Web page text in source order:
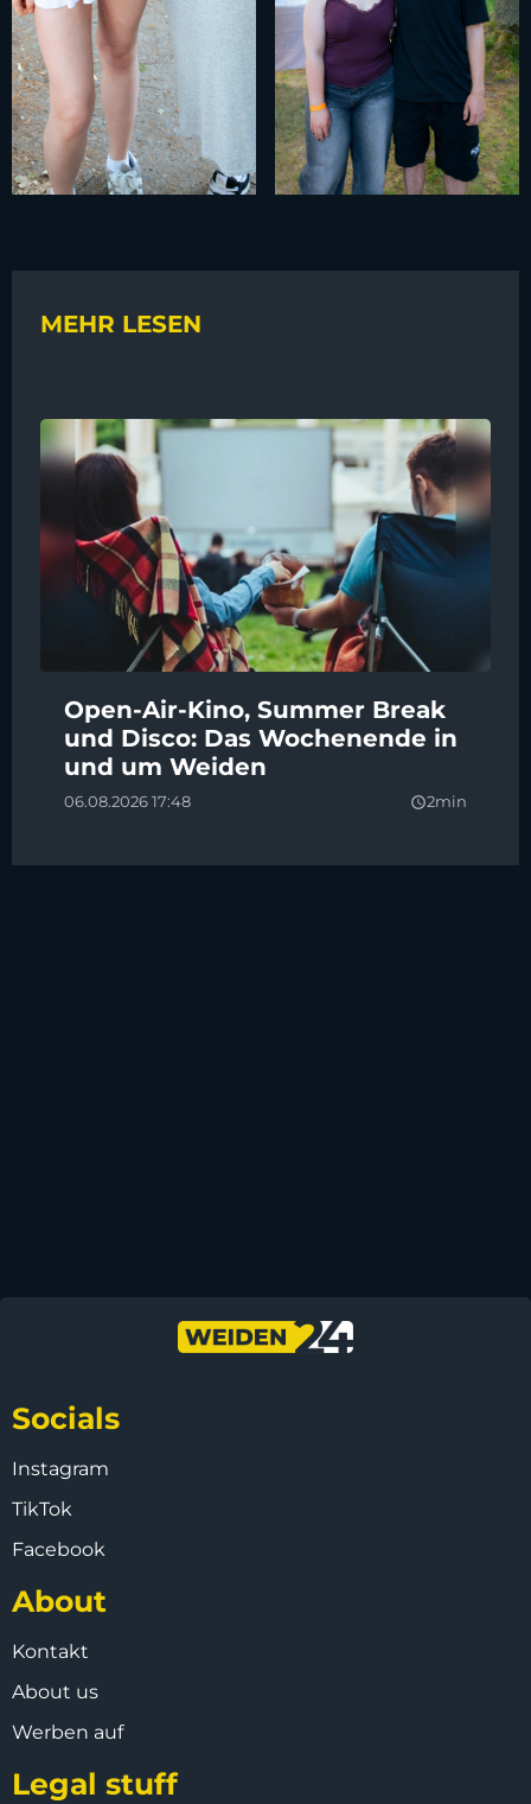
MEHR LESEN
Open-Air-Kino, Summer Break
und Disco: Das Wochenende in
und um Weiden
06.08.2026 17:48 query_builder2min
Socials
Instagram
TikTok
Facebook
About
Kontakt
About us
Werben auf
Legal stuff